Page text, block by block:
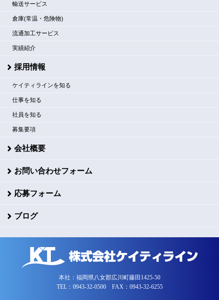
輸送サービス
倉庫(常温・危険物)
流通加工サービス
実績紹介
採用情報
ケイティラインを知る
仕事を知る
社員を知る
募集要項
会社概要
お問い合わせフォーム
応募フォーム
ブログ
本社：福岡県八女郡広川町藤田1425-50
TEL：0943-32-0500 FAX：0943-32-6255